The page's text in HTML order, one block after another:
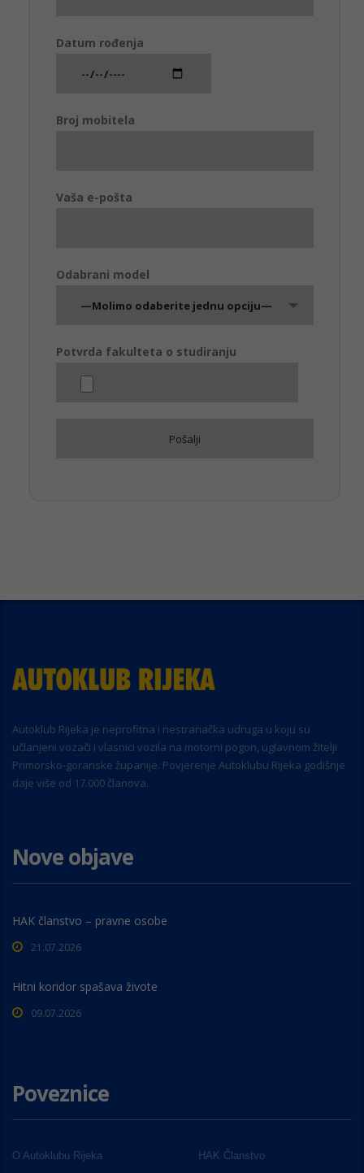
Datum rođenja
Broj mobitela
Vaša e-pošta
Odabrani model
—Molimo odaberite jednu opciju—
Potvrda fakulteta o studiranju
Autoklub Rijeka je neprofitna i nestranačka udruga u koju su
učlanjeni vozači i vlasnici vozila na motorni pogon, uglavnom žitelji
Primorsko-goranske županije. Povjerenje Autoklubu Rijeka godišnje
daje više od 17.000 članova.
Nove objave
HAK članstvo – pravne osobe
21.07.2026
Hitni koridor spašava živote
09.07.2026
Poveznice
O Autoklubu Rijeka HAK Članstvo